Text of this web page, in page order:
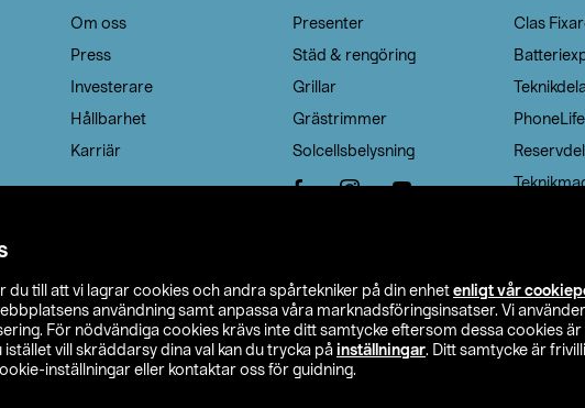
du till att vi lagrar cookies och andra spårtekniker på din enhet enligt vår
användning samt anpassa våra marknadsföringsinsatser. Vi
För nödvändiga cookies krävs inte ditt samtycke eftersom dessa cookies
vill skräddarsy dina val kan du trycka på inställningar. Ditt samtycke är
inställningar eller kontaktar oss för guidning.
Om oss
Press
Investerare
Hållbarhet
Karriär
Presenter
Städ & rengöring
Grillar
Grästrimmer
Solcellsbelysning
Clas
PhoneLife